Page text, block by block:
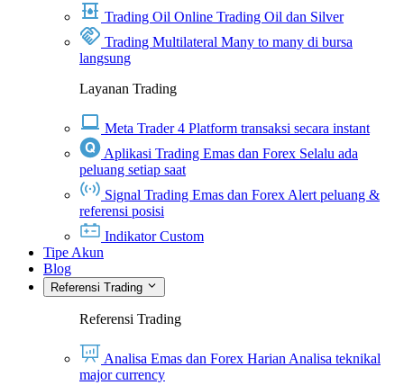
Trading Oil Online Trading Oil dan Silver
Trading Multilateral Many to many di bursa
langsung
Layanan Trading
Meta Trader 4 Platform transaksi secara instant
Aplikasi Trading Emas dan Forex Selalu ada
peluang setiap saat
Signal Trading Emas dan Forex Alert peluang &
referensi posisi
Indikator Custom
Tipe Akun
Blog
Referensi Trading
Referensi Trading
Analisa Emas dan Forex Harian Analisa teknikal
major currency